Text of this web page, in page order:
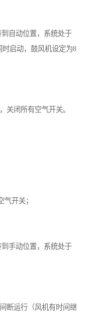
自动位置，系统处于
启动，鼓风机设定为8
关闭所有空气开关。
开关；
手动位置，系统处于
断运行（风机有时间继